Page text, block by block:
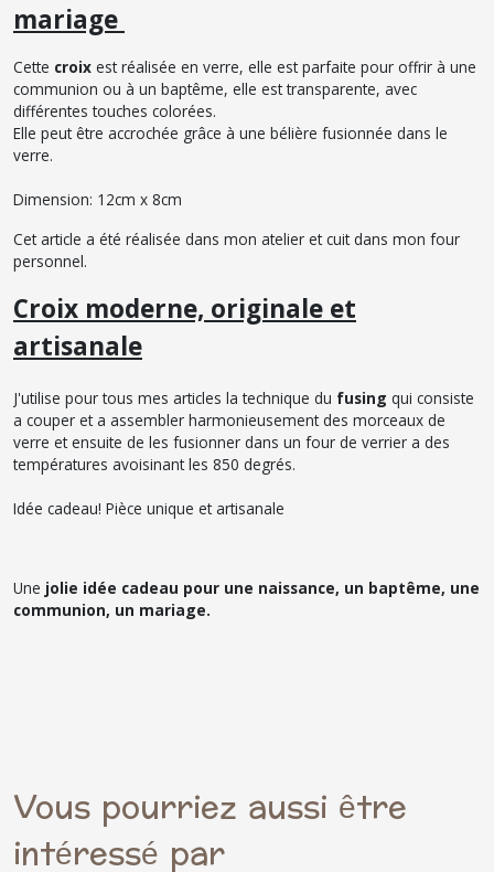
mariage
Cette croix est réalisée en verre, elle est parfaite pour offrir à une
communion ou à un baptême, elle est transparente, avec
différentes touches colorées.
Elle peut être accrochée grâce à une bélière fusionnée dans le
verre.
Dimension: 12cm x 8cm
Cet article a été réalisée dans mon atelier et cuit dans mon four
personnel.
Croix moderne, originale et
artisanale
J'utilise pour tous mes articles la technique du fusing qui consiste
a couper et a assembler harmonieusement des morceaux de
verre et ensuite de les fusionner dans un four de verrier a des
températures avoisinant les 850 degrés.
Idée cadeau! Pièce unique et artisanale
Une jolie idée cadeau pour une naissance, un baptême, une
communion, un mariage.
Vous pourriez aussi être
intéressé par